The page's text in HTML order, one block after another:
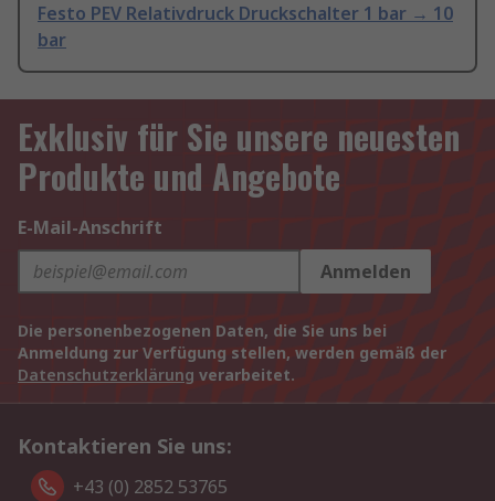
Festo PEV Relativdruck Druckschalter 1 bar → 10
bar
Exklusiv für Sie unsere neuesten
Produkte und Angebote
E-Mail-Anschrift
Anmelden
Die personenbezogenen Daten, die Sie uns bei
Anmeldung zur Verfügung stellen, werden gemäß der
Datenschutzerklärung verarbeitet.
Kontaktieren Sie uns:
+43 (0) 2852 53765